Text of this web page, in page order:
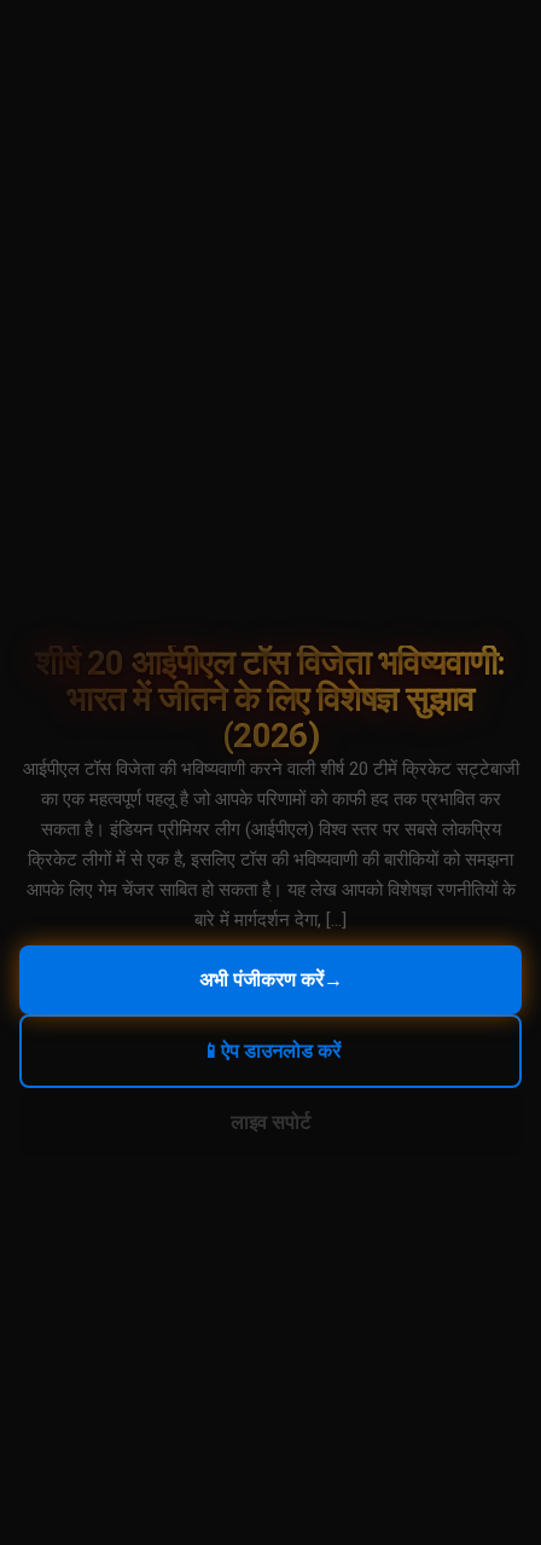
शीर्ष 20 आईपीएल टॉस विजेता भविष्यवाणी:
भारत में जीतने के लिए विशेषज्ञ सुझाव
(2026)
आईपीएल टॉस विजेता की भविष्यवाणी करने वाली शीर्ष 20 टीमें क्रिकेट सट्टेबाजी
का एक महत्वपूर्ण पहलू है जो आपके परिणामों को काफी हद तक प्रभावित कर
सकता है। इंडियन प्रीमियर लीग (आईपीएल) विश्व स्तर पर सबसे लोकप्रिय
क्रिकेट लीगों में से एक है, इसलिए टॉस की भविष्यवाणी की बारीकियों को समझना
आपके लिए गेम चेंजर साबित हो सकता है। यह लेख आपको विशेषज्ञ रणनीतियों के
बारे में मार्गदर्शन देगा, […]
अभी पंजीकरण करें→
📱ऐप डाउनलोड करें
लाइव सपोर्ट